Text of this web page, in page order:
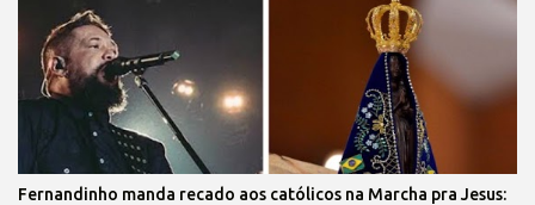
Fernandinho manda recado aos católicos na Marcha pra Jesus: